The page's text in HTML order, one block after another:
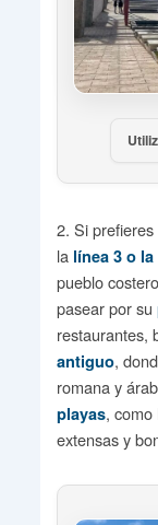
2. Si
la línea 3 o
pueblo
pasear por su
restaurantes,
antiguo,
romana y
playas, como
extensas y